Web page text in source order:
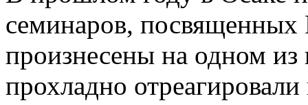
семинаров, посвященных
произнесены на одном
прохладно